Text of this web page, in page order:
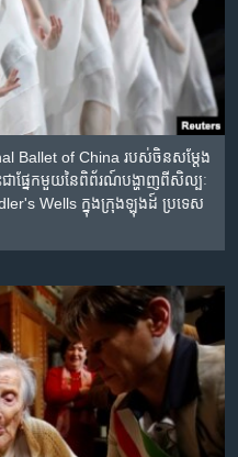
Ballet of China របស់​ចិន​សម្តែង​
ផ្នែក​មួយ​នៃ​ពិព័រណ៍​បង្ហាញ​ពី​សិល្បៈ
Wells ក្នុង​ក្រុង​ឡុងដ៍ ប្រទេស​